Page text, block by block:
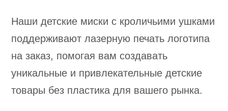
Наши детские миски с кроличьими ушками
поддерживают лазерную печать логотипа
на заказ, помогая вам создавать
уникальные и привлекательные детские
товары без пластика для вашего рынка.